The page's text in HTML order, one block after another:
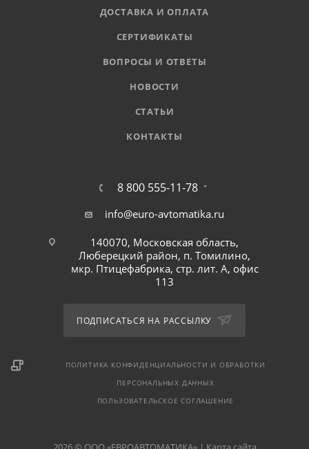
ДОСТАВКА И ОПЛАТА
СЕРТИФИКАТЫ
ВОПРОСЫ И ОТВЕТЫ
НОВОСТИ
СТАТЬИ
КОНТАКТЫ
8 800 555-11-78
info@euro-avtomatika.ru
140070, Московская область,
Люберецкий район, п. Томилино,
мкр. Птицефабрика, стр. лит. А, офис
113
ПОДПИСАТЬСЯ НА РАССЫЛКУ
ПОЛИТИКА КОНФИДЕНЦИАЛЬНОСТИ И ОБРАБОТКИ
ПЕРСОНАЛЬНЫХ ДАННЫХ
ПОЛЬЗОВАТЕЛЬСКОЕ СОГЛАШЕНИЕ